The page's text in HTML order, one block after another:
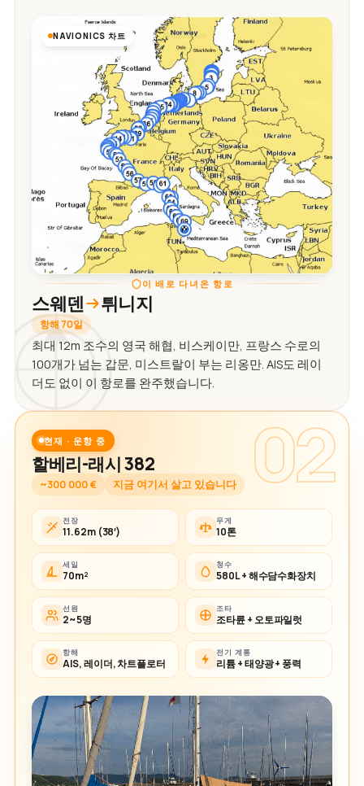
NAVIONICS 차트
이 배로 다녀온 항로
스웨덴 튀니지
항해 70일
최대 12m 조수의 영국 해협, 비스케이만, 프랑스 수로의
100개가 넘는 갑문, 미스트랄이 부는 리옹만. AIS도 레이
더도 없이 이 항로를 완주했습니다.
02
현재 · 운항 중
할베리-래시 382
~300 000 € 지금 여기서 살고 있습니다
전장
11.62m (38′)
무게
10톤
세일
70m²
청수
580L + 해수담수화장치
선원
2~5명
조타
조타륜 + 오토파일럿
항해
AIS, 레이더, 차트플로터
전기 계통
리튬 + 태양광 + 풍력